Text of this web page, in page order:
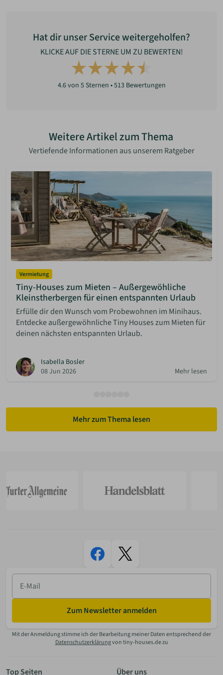
Hat dir unser Service weitergeholfen?
KLICKE AUF DIE STERNE UM ZU BEWERTEN!
4.6von 5 Sternen •513Bewertungen
Weitere Artikel zum Thema
Vertiefende Informationen aus unserem Ratgeber
Vermietung
Tiny-Houses zum Mieten – Außergewöhliche
Kleinstherbergen für einen entspannten Urlaub
Erfülle dir den Wunsch vom Probewohnen im Minihaus.
Entdecke außergewöhnliche Tiny Houses zum Mieten für
deinen nächsten entspannten Urlaub.
Isabella Bosler
08 Jun 2026
Mehr lesen
Mehr zum Thema lesen
E-
Mail
Zum Newsletter anmelden
Mit der Anmeldung stimme ich der Bearbeitung meiner Daten entsprechend der
Datenschutzerklärungvon tiny-houses.de zu
Top Seiten Über uns